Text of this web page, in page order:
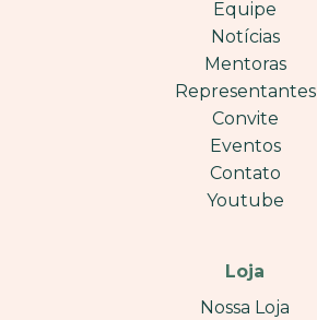
Equipe
Notícias
Mentoras
Representantes
Convite
Eventos
Contato
Youtube
Loja
Nossa Loja